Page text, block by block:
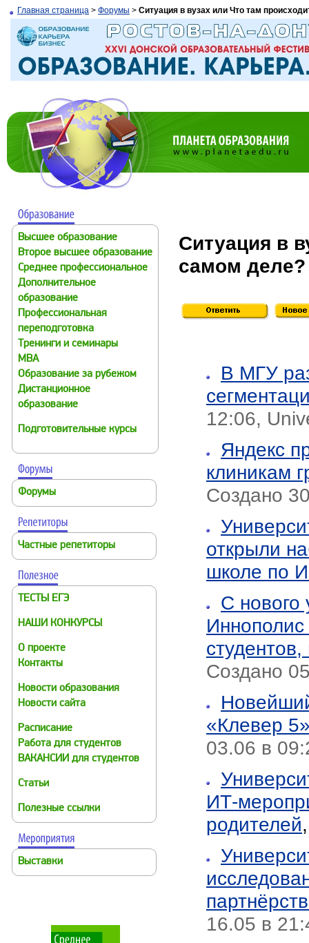
Главная страница > Форумы > Ситуация в вузах или Что там
Высшее образование
Второе высшее образование
Среднее профессиональное
Дополнительное
образование
Профессиональная
переподготовка
Тренинги и семинары
MBA
Образование за рубежом
Дистанционное
образование
Подготовительные курсы
Форумы
Частные репетиторы
ТЕСТЫ ЕГЭ
НАШИ КОНКУРСЫ
О проекте
Контакты
Новости образования
Новости сайта
Расписание
Работа для студентов
ВАКАНСИИ для студентов
Статьи
Полезные ссылки
Выставки
Ситуация в
самом деле?
В МГУ
12:06,
Яндекс
клиникам
Создано
открыли
школе по
С нового
Создано
«Клевер
03.06 в
ИТ-
родителей
16.05 в